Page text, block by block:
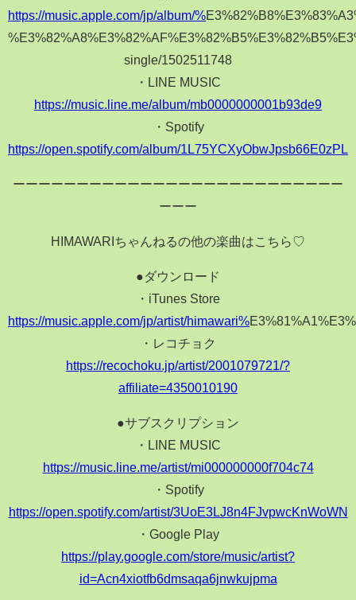
https://music.apple.com/jp/album/%
single/1502511748
・LINE MUSIC
https://music.line.me/album/mb0000000001b93de9
・Spotify
https://open.spotify.com/album/1L75YCXyObwJpsb66E0zPL
ーーーーーーーーーーーーーーーーーーーーーーーーーー
ーーー
HIMAWARIちゃんねるの他の楽曲はこちら♡
●ダウンロード
・iTunes Store
https://music.apple.com/jp/artist/himawari%
・レコチョク
https://recochoku.jp/artist/2001079721/?
affiliate=4350010190
●サブスクリプション
・LINE MUSIC
https://music.line.me/artist/mi000000000f704c74
・Spotify
https://open.spotify.com/artist/3UoE3LJ8n4FJvpwcKnWoWN
・Google Play
https://play.google.com/store/music/artist?
id=Acn4xiotfb6dmsaqa6jnwkujpma